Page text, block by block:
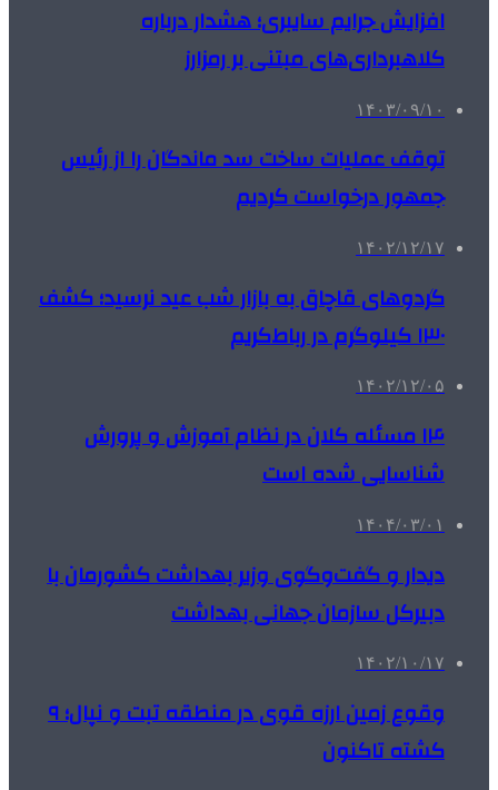
افزایش جرایم سایبری؛ هشدار درباره
کلاهبرداری‌های مبتنی بر رمزارز
۱۴۰۳/۰۹/۱۰
توقف عملیات ساخت سد ماندگان را از رئیس
جمهور درخواست کردیم
۱۴۰۲/۱۲/۱۷
گردوهای قاچاق به بازار شب عید نرسید؛ کشف
۱۳۰ کیلوگرم در رباط‌کریم
۱۴۰۲/۱۲/۰۵
۱۴ مسئله کلان در نظام آموزش و پرورش
شناسایی شده است
۱۴۰۴/۰۳/۰۱
دیدار و گفت‌وگوی وزیر بهداشت کشورمان با
دبیرکل سازمان جهانی بهداشت
۱۴۰۲/۱۰/۱۷
وقوع زمین ارزه قوی در منطقه تبت و نپال؛ ۹
کشته تاکنون